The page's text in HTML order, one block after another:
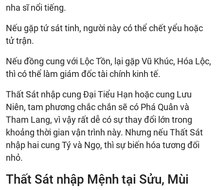
nha sĩ nổi tiếng.
Nếu gặp tứ sát tinh, người này có thể chết yểu hoặc
tử trận.
Nếu đồng cung với Lộc Tồn, lại gặp Vũ Khúc, Hóa Lộc,
thì có thể làm giám đốc tài chính kinh tế.
Thất Sát nhập cung Đại Tiểu Hạn hoặc cung Lưu
Niên, tam phương chắc chắn sẽ có Phá Quân và
Tham Lang, vì vậy rất dễ có sự thay đổi lớn trong
khoảng thời gian vận trình này. Nhưng nếu Thất Sát
nhập hai cung Tý và Ngọ, thì sự biến hóa tương đối
nhỏ.
Thất Sát nhập Mệnh tại Sửu, Mùi